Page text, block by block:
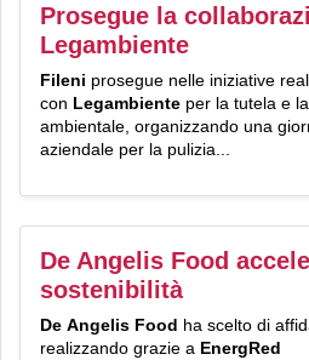
Prosegue la
Legambiente
Fileni prosegue nelle iniziative
con Legambiente per la tutela e
ambientale, organizzando una
aziendale per la pulizia...
De Angelis Food
sostenibilità
De Angelis Food ha scelto di
realizzando grazie a EnergRed